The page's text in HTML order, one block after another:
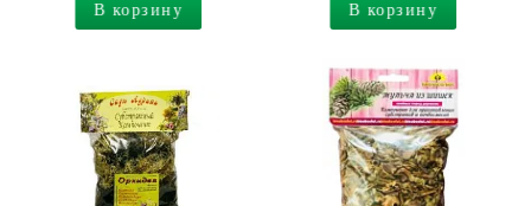
В корзину В корзину